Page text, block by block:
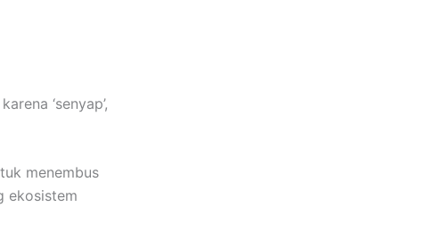
‘senyap’,
menembus
ekosistem